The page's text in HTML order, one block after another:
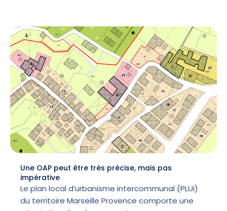
Une OAP peut être très précise, mais pas
impérative
Le plan local d’urbanisme intercommunal (PLUi)
du territoire Marseille Provence comporte une